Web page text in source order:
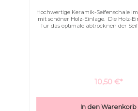
Hochwertige Keramik-Seifenschale
mit schöner Holz-Einlage. Die Holz-
für das optimale abtrocknen der
10,50 €*
In den Warenkorb